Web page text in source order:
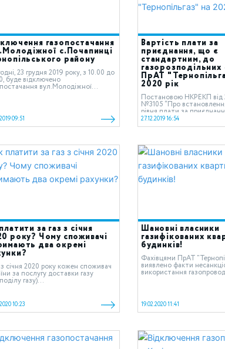
газопостачання
с.Почапинці
району
23 грудня 2019 року, з 10.00 до
буде відключено
вул.Молодіжної...
09:51
Вартість плати за
приєднання, що є
стандартним, до
газорозподільних
ПрАТ
2020 рік
Постановою НКРЕКП від
№3105 “Про
рівня плати за
стандартним, до
систем...
27.12.2019 16:54
за газ з січня
року? Чому споживачі
два окремі
січня 2020 року кожен споживач
за послугу доставки газу
газу)...
10:23
Шановні власники
газифікованих
будинків!
Фахівцями ПрАТ
виявлено факти
використання
19.02.2020 11:41